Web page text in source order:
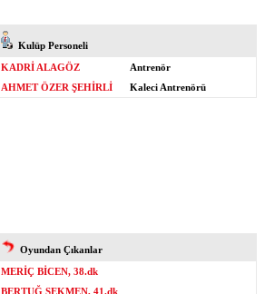
Kulüp Personeli
KADRİ ALAGÖZ
Antrenör
AHMET ÖZER ŞEHİRLİ
Kaleci Antrenörü
Oyundan Çıkanlar
MERİÇ BİCEN, 38.dk
BERTUĞ SEKMEN, 41.dk